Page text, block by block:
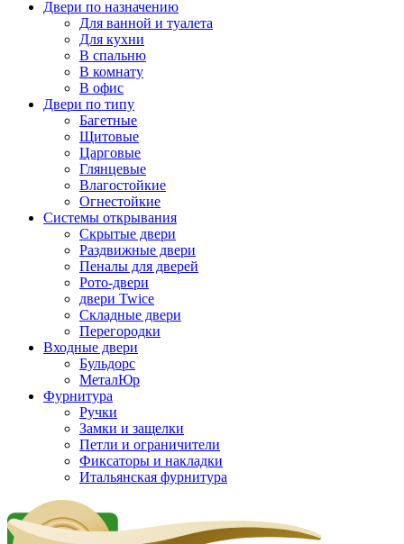
Двери по назначению
Для ванной и туалета
Для кухни
В спальню
В комнату
В офис
Двери по типу
Багетные
Щитовые
Царговые
Глянцевые
Влагостойкие
Огнестойкие
Системы открывания
Скрытые двери
Раздвижные двери
Пеналы для дверей
Рото-двери
двери Twice
Складные двери
Перегородки
Входные двери
Бульдорс
МеталЮр
Фурнитура
Ручки
Замки и защелки
Петли и ограничители
Фиксаторы и накладки
Итальянская фурнитура